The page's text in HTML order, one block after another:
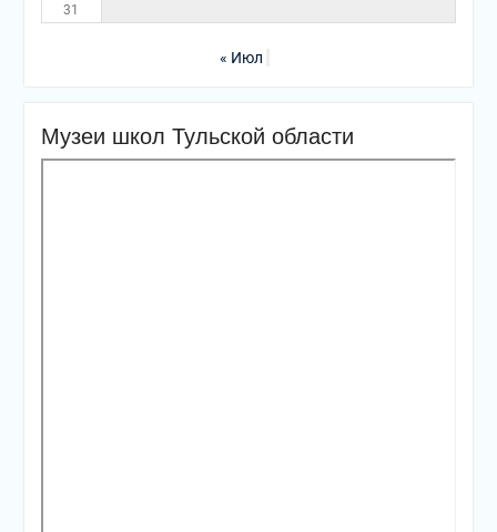
31
« Июл
Музеи школ Тульской области